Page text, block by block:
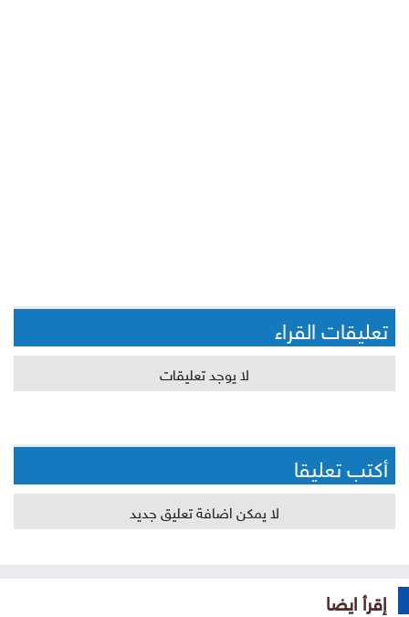
تعليقات القراء
لا يوجد تعليقات
أكتب تعليقا
لا يمكن اضافة تعليق جديد
إقرأ ايضا